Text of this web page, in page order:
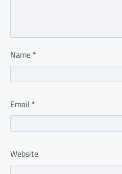
Name *
Email *
Website